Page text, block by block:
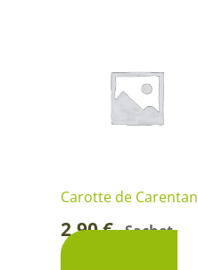
Carotte de Carentan
2,90€-Sachet